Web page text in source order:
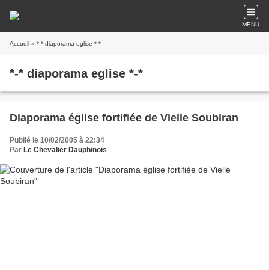
MENU
Accueil » *-* diaporama eglise *-*
*-* diaporama eglise *-*
Diaporama église fortifiée de Vielle Soubiran
Publié le 10/02/2005 à 22:34
Par Le Chevalier Dauphinois